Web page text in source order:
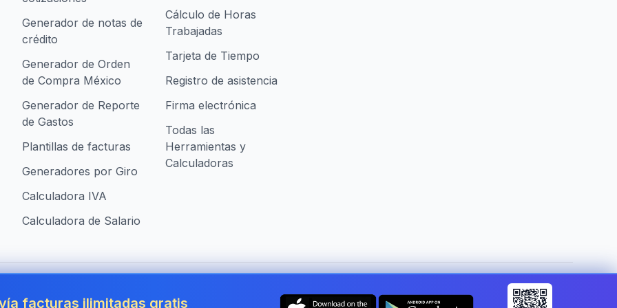
Generador de notas de
crédito
Generador de Orden
de Compra México
Generador de Reporte
de Gastos
Plantillas de facturas
Generadores por Giro
Calculadora IVA
Calculadora de Salario
Cálculo de Horas
Trabajadas
Tarjeta de Tiempo
Registro de asistencia
Firma electrónica
Todas las
Herramientas y
Calculadoras
en Mexico Cambiar de país: Mexico
facturas ilimitadas gratis